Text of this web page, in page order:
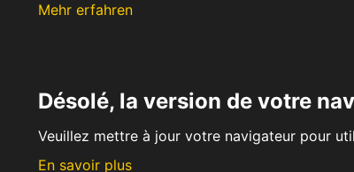
Mehr erfahren
Désolé, la version de votre
Veuillez mettre à jour votre navigateur pour
En savoir plus